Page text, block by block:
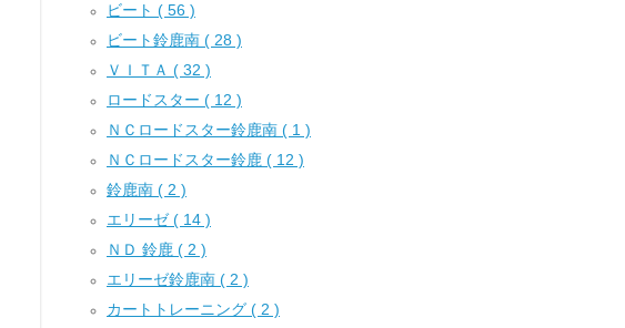
ビート ( 56 )
ビート鈴鹿南 ( 28 )
ＶＩＴＡ ( 32 )
ロードスター ( 12 )
ＮＣロードスター鈴鹿南 ( 1 )
ＮＣロードスター鈴鹿 ( 12 )
鈴鹿南 ( 2 )
エリーゼ ( 14 )
ＮＤ 鈴鹿 ( 2 )
エリーゼ鈴鹿南 ( 2 )
カートトレーニング ( 2 )